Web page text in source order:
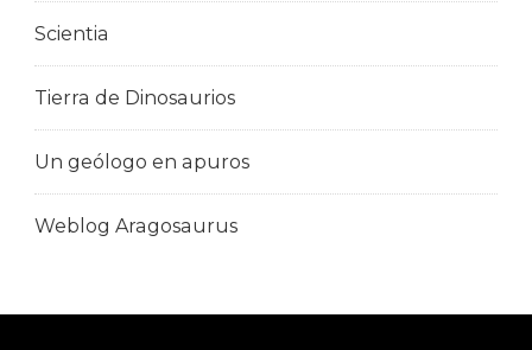
Scientia
Tierra de Dinosaurios
Un geólogo en apuros
Weblog Aragosaurus